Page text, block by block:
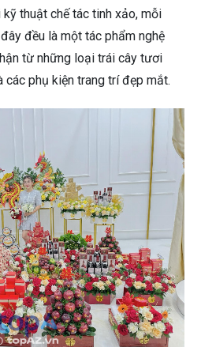
thuật chế tác tinh xảo, mỗi
đều là một tác phẩm nghệ
từ những loại trái cây tươi
các phụ kiện trang trí đẹp mắt.